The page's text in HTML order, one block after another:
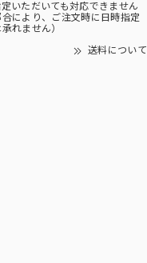
いただいても対応できません
により、ご注文時に日時指定
れません）
送料について